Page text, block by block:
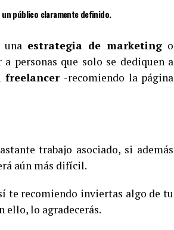
público claramente definido.
estrategia de marketing o
personas que solo se dediquen a
-recomiendo la página
trabajo asociado, si además
aún más difícil.
te recomiendo inviertas algo de tu
ello, lo agradecerás.